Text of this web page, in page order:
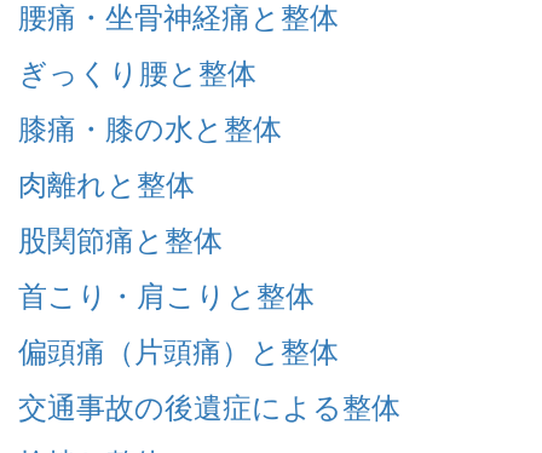
腰痛・坐骨神経痛と整体
ぎっくり腰と整体
膝痛・膝の水と整体
肉離れと整体
股関節痛と整体
首こり・肩こりと整体
偏頭痛（片頭痛）と整体
交通事故の後遺症による整体